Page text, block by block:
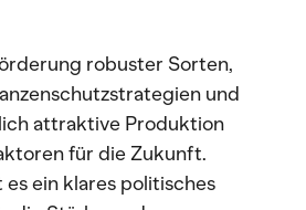
robuster Sorten,
und
attraktive Produktion
für die Zukunft.
ein klares politisches